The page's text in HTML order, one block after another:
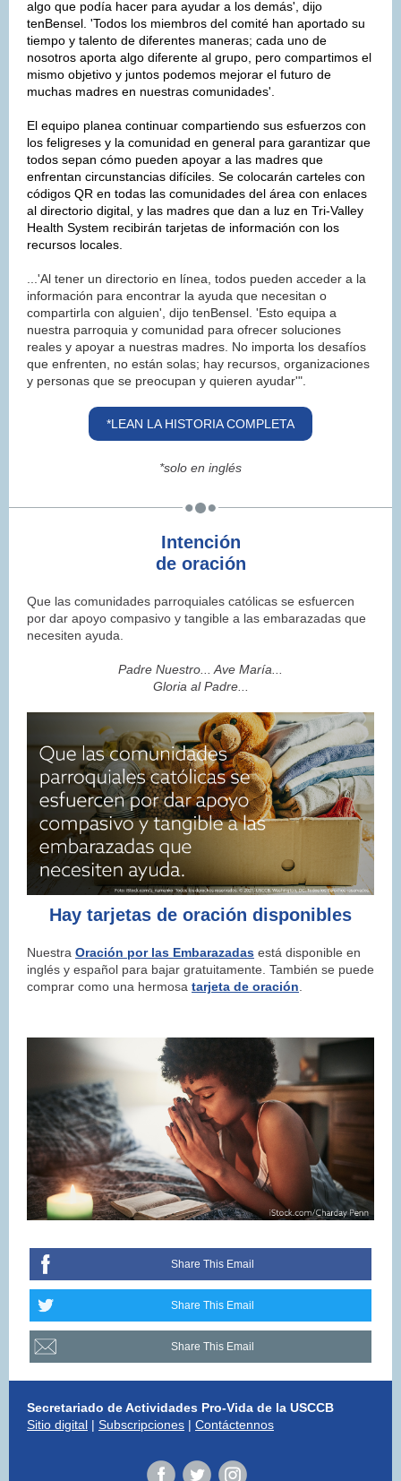
algo que podía hacer para ayudar a los demás', dijo
tenBensel. 'Todos los miembros del comité han aportado su
tiempo y talento de diferentes maneras; cada uno de
nosotros aporta algo diferente al grupo, pero compartimos el
mismo objetivo y juntos podemos mejorar el futuro de
muchas madres en nuestras comunidades'.
El equipo planea continuar compartiendo sus esfuerzos con
los feligreses y la comunidad en general para garantizar que
todos sepan cómo pueden apoyar a las madres que
enfrentan circunstancias difíciles. Se colocarán carteles con
códigos QR en todas las comunidades del área con enlaces
al directorio digital, y las madres que dan a luz en Tri-Valley
Health System recibirán tarjetas de información con los
recursos locales.
...'Al tener un directorio en línea, todos pueden acceder a la
información para encontrar la ayuda que necesitan o
compartirla con alguien', dijo tenBensel. 'Esto equipa a
nuestra parroquia y comunidad para ofrecer soluciones
reales y apoyar a nuestras madres. No importa los desafíos
que enfrenten, no están solas; hay recursos, organizaciones
y personas que se preocupan y quieren ayudar'".
*LEAN LA HISTORIA COMPLETA
*solo en inglés
Intención
de oración
Que las comunidades parroquiales católicas se esfuercen
por dar apoyo compasivo y tangible a las embarazadas que
necesiten ayuda.
Padre Nuestro... Ave María...
Gloria al Padre...
Hay tarjetas de oración disponibles
Nuestra Oración por las Embarazadas está disponible en
inglés y español para bajar gratuitamente. También se puede
comprar como una hermosa tarjeta de oración
Share This Email
Share This Email
Share This Email
Secretariado de Actividades Pro-Vida de la USCCB
Sitio digital | Subscripciones | Contáctennos